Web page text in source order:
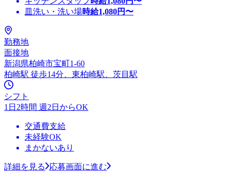
皿洗い・洗い場時給1,080円〜
勤務地
面接地
新潟県柏崎市宝町1-60
柏崎駅 徒歩14分、東柏崎駅、茨目駅
シフト
1日2時間 週2日からOK
交通費支給
未経験OK
まかないあり
詳細を見る
応募画面に進む